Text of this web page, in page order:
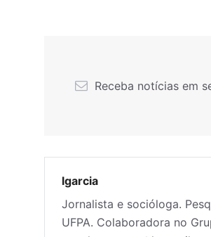
Receba notícias em
lgarcia
Jornalista e socióloga.
UFPA. Colaboradora no